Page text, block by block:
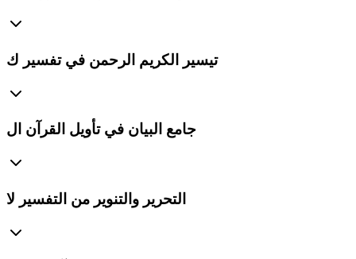
تيسير الكريم الرحمن في تفسير ك
جامع البيان في تأويل القرآن ال
التحرير والتنوير من التفسير لا